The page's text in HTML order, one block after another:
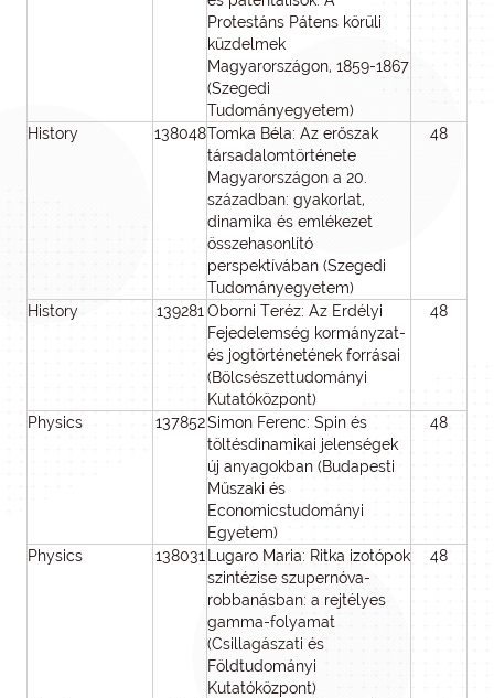
Protestáns Pátens körüli
küzdelmek
Magyarországon, 1859-1867
(Szegedi
Tudományegyetem)
History
138048Tomka Béla: Az erőszak
társadalomtörténete
Magyarországon a 20.
században: gyakorlat,
dinamika és emlékezet
összehasonlító
perspektívában (Szegedi
Tudományegyetem)
48
History 139281 Oborni Teréz: Az Erdélyi
Fejedelemség kormányzat-
és jogtörténetének forrásai
(Bölcsészettudományi
Kutatóközpont)
48
Physics 137852Simon Ferenc: Spin és
töltésdinamikai jelenségek
új anyagokban (Budapesti
Műszaki és
Economicstudományi
Egyetem)
48
Physics 138031
Lugaro Maria: Ritka izotópok
szintézise szupernóva-
robbanásban: a rejtélyes
gamma-folyamat
(Csillagászati és
Földtudományi
Kutatóközpont)
48